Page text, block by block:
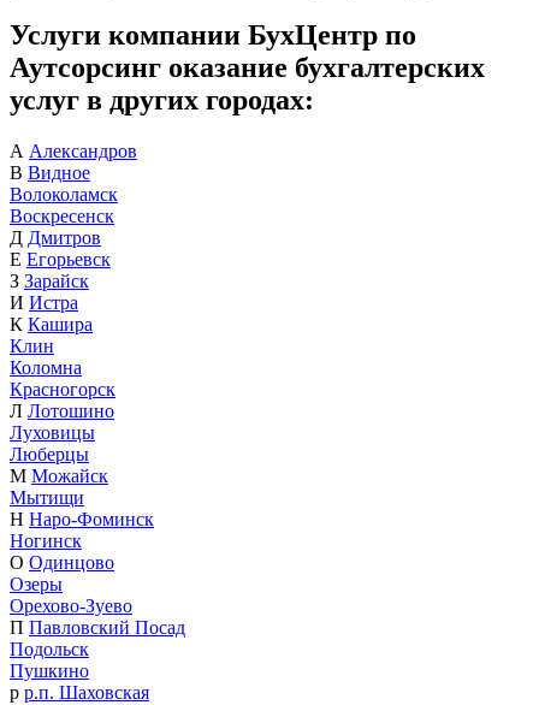
Услуги компании БухЦентр по
Аутсорсинг оказание бухгалтерских
услуг в других городах:
А Александров
В Видное
Волоколамск
Воскресенск
Д Дмитров
Е Егорьевск
З Зарайск
И Истра
К Кашира
Клин
Коломна
Красногорск
Л Лотошино
Луховицы
Люберцы
М Можайск
Мытищи
Н Наро-Фоминск
Ногинск
О Одинцово
Озеры
Орехово-Зуево
П Павловский Посад
Подольск
Пушкино
р р.п. Шаховская